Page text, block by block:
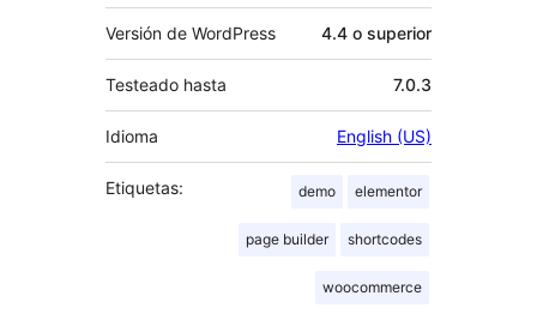
Versión de WordPress 4.4 o superior
Testeado hasta 7.0.3
Idioma English (US)
Etiquetas: demo elementor
page builder shortcodes
woocommerce